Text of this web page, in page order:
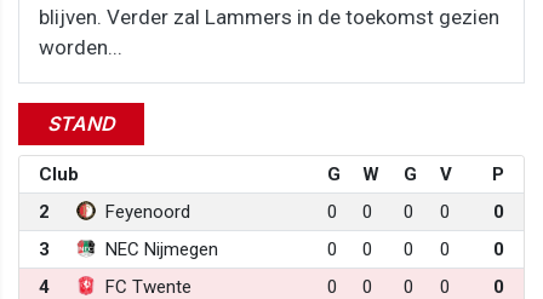
blijven. Verder zal Lammers in de toekomst gezien
worden...
STAND
Club G W G V
P
2
Feyenoord 0 0 0 0
0
3
NEC Nijmegen 0 0 0 0
0
4
FC Twente 0 0 0 0
0